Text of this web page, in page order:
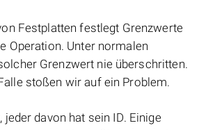
Festplatten festlegt Grenzwerte
Operation. Unter normalen
Grenzwert nie überschritten.
stoßen wir auf ein Problem.
jeder davon hat sein ID. Einige